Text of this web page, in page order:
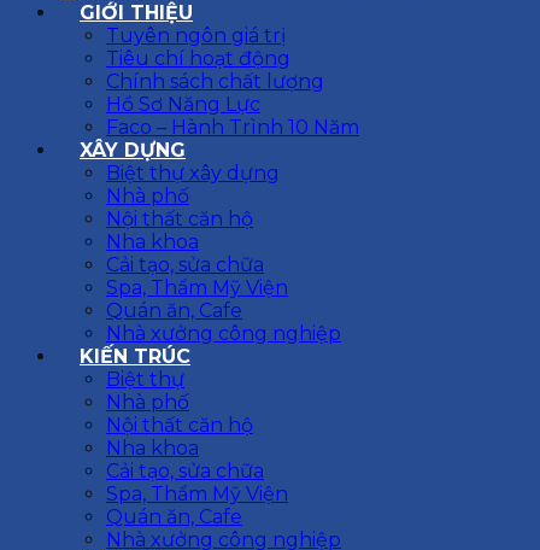
GIỚI THIỆU
Tuyên ngôn giá trị
Tiêu chí hoạt động
Chính sách chất lượng
Hồ Sơ Năng Lực
Faco – Hành Trình 10 Năm
XÂY DỰNG
Biệt thự xây dựng
Nhà phố
Nội thất căn hộ
Nha khoa
Cải tạo, sửa chữa
Spa, Thẩm Mỹ Viện
Quán ăn, Cafe
Nhà xưởng công nghiệp
KIẾN TRÚC
Biệt thự
Nhà phố
Nội thất căn hộ
Nha khoa
Cải tạo, sửa chữa
Spa, Thẩm Mỹ Viện
Quán ăn, Cafe
Nhà xưởng công nghiệp